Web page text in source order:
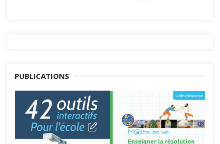
PUBLICATIONS